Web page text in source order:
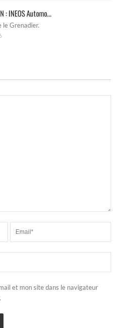
: INEOS Automo...
le Grenadier.
et mon site dans le navigateur